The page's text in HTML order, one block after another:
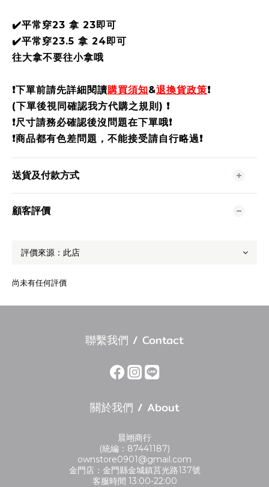
✔️平常穿23 拿 23即可
✔️平常穿23.5 拿 24即可
往大拿不要往小拿哦
❗️下單前請先詳細閱讀購買須知&退換貨政策❗️
(下單後視同確認我方代購之規則) ❗️
❗️尺寸請務必確認後沒問題在下單哦❗️
❗️商品都有色差問題，不能接受請自行略過❗️
送貨及付款方式
顧客評價
尚未有任何評價
聯繫我們 / Contact
關於我們 / About
晨翊商行
(統編：87441187)
ownstore0901@gmail.com
金門店：金門縣金城鎮莒光路137號
客服時間 13:00-22:00